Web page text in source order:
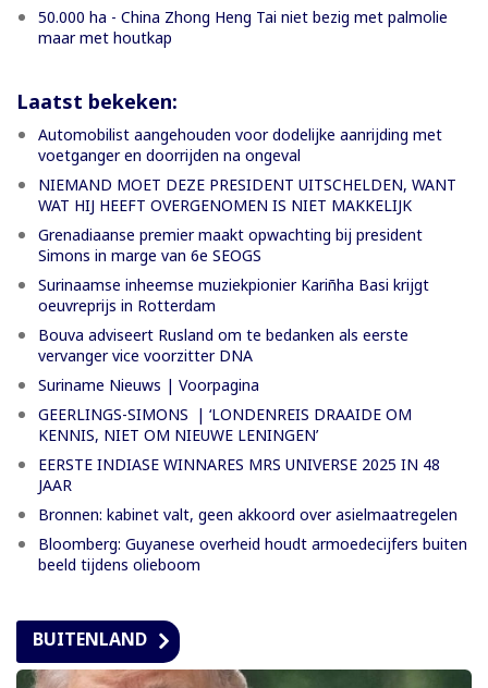
50.000 ha - China Zhong Heng Tai niet bezig met palmolie
maar met houtkap
Laatst bekeken:
Automobilist aangehouden voor dodelijke aanrijding met
voetganger en doorrijden na ongeval
NIEMAND MOET DEZE PRESIDENT UITSCHELDEN, WANT
WAT HIJ HEEFT OVERGENOMEN IS NIET MAKKELIJK
Grenadiaanse premier maakt opwachting bij president
Simons in marge van 6e SEOGS
Surinaamse inheemse muziekpionier Kariñha Basi krijgt
oeuvreprijs in Rotterdam
Bouva adviseert Rusland om te bedanken als eerste
vervanger vice voorzitter DNA
Suriname Nieuws | Voorpagina
GEERLINGS-SIMONS | ‘LONDENREIS DRAAIDE OM
KENNIS, NIET OM NIEUWE LENINGEN’
EERSTE INDIASE WINNARES MRS UNIVERSE 2025 IN 48
JAAR
Bronnen: kabinet valt, geen akkoord over asielmaatregelen
Bloomberg: Guyanese overheid houdt armoedecijfers buiten
beeld tijdens olieboom
BUITENLAND